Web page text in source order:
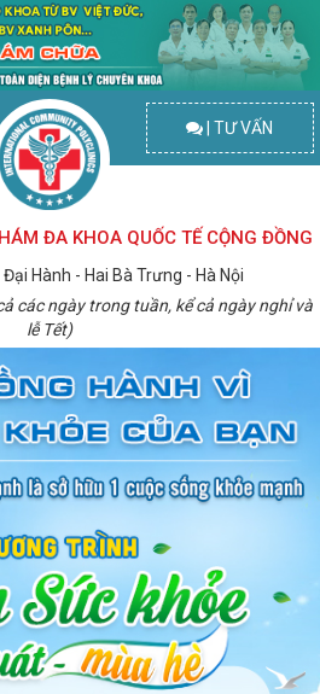
| TƯ VẤN
ĐA KHOA QUỐC TẾ CỘNG ĐỒNG
Hành - Hai Bà Trưng - Hà Nội
các ngày trong tuần, kể cả ngày nghỉ và
lễ Tết)